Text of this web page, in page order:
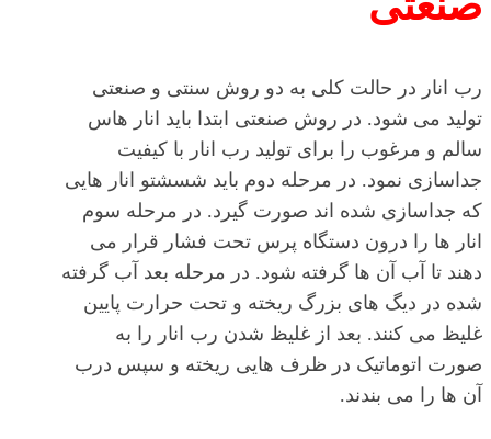
رب انار در حالت کلی به دو روش سنتی و صنعتی
تولید می شود. در روش صنعتی ابتدا باید انار هاس
سالم و مرغوب را برای تولید رب انار با کیفیت
جداسازی نمود. در مرحله دوم باید شسشتو انار هایی
که جداسازی شده اند صورت گیرد. در مرحله سوم
انار ها را درون دستگاه پرس تحت فشار قرار می
دهند تا آب آن ها گرفته شود. در مرحله بعد آب گرفته
شده در دیگ های بزرگ ریخته و تحت حرارت پایین
غلیظ می کنند. بعد از غلیظ شدن رب انار را به
صورت اتوماتیک در ظرف هایی ریخته و سپس درب
آن ها را می بندند.